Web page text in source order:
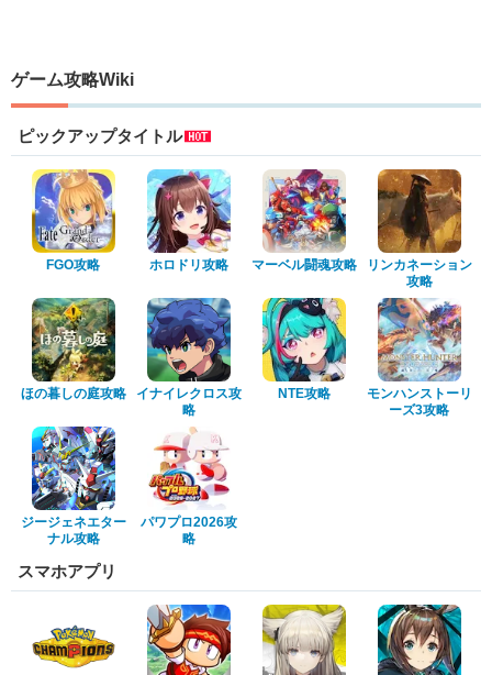
ゲーム攻略Wiki
ピックアップタイトル
FGO攻略 ホロドリ攻略 マーベル闘魂攻略
リンカネーション
攻略
ほの暮しの庭攻略
イナイレクロス攻
略
NTE攻略
モンハンストーリ
ーズ3攻略
ジージェネエター
ナル攻略
パワプロ2026攻
略
スマホアプリ